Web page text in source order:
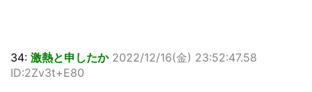
34: 激熱と申したか 2022/12/16(金) 23:52:47.58
ID:2Zv3t+E80